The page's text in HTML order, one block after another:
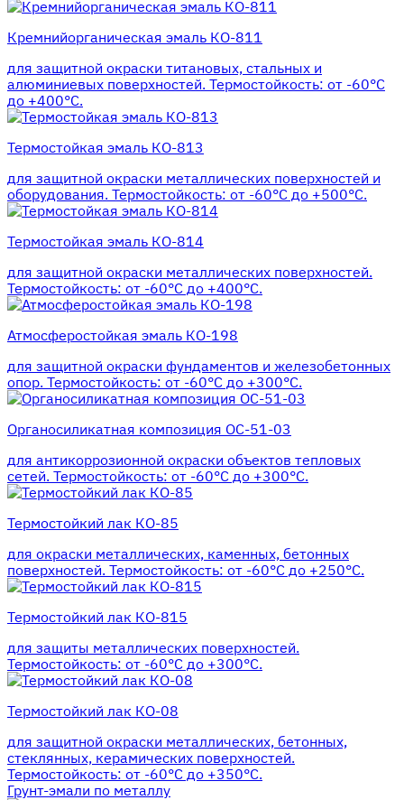
Кремнийорганическая эмаль КО-811
для защитной окраски титановых, стальных и
алюминиевых поверхностей. Термостойкость: от -60°С
до +400°С.
Термостойкая эмаль КО-813
для защитной окраски металлических поверхностей и
оборудования. Термостойкость: от -60°С до +500°С.
Термостойкая эмаль КО-814
для защитной окраски металлических поверхностей.
Термостойкость: от -60°С до +400°С.
Атмосферостойкая эмаль КО-198
для защитной окраски фундаментов и железобетонных
опор. Термостойкость: от -60°С до +300°С.
Органосиликатная композиция ОС-51-03
для антикоррозионной окраски объектов тепловых
сетей. Термостойкость: от -60°С до +300°С.
Термостойкий лак КО-85
для окраски металлических, каменных, бетонных
поверхностей. Термостойкость: от -60°С до +250°С.
Термостойкий лак КО-815
для защиты металлических поверхностей.
Термостойкость: от -60°С до +300°С.
Термостойкий лак КО-08
для защитной окраски металлических, бетонных,
стеклянных, керамических поверхностей.
Термостойкость: от -60°С до +350°С.
Грунт-эмали по металлу